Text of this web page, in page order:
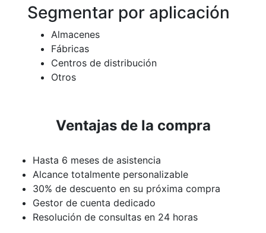
Segmentar por aplicación
Almacenes
Fábricas
Centros de distribución
Otros
Ventajas de la compra
Hasta 6 meses de asistencia
Alcance totalmente personalizable
30% de descuento en su próxima compra
Gestor de cuenta dedicado
Resolución de consultas en 24 horas